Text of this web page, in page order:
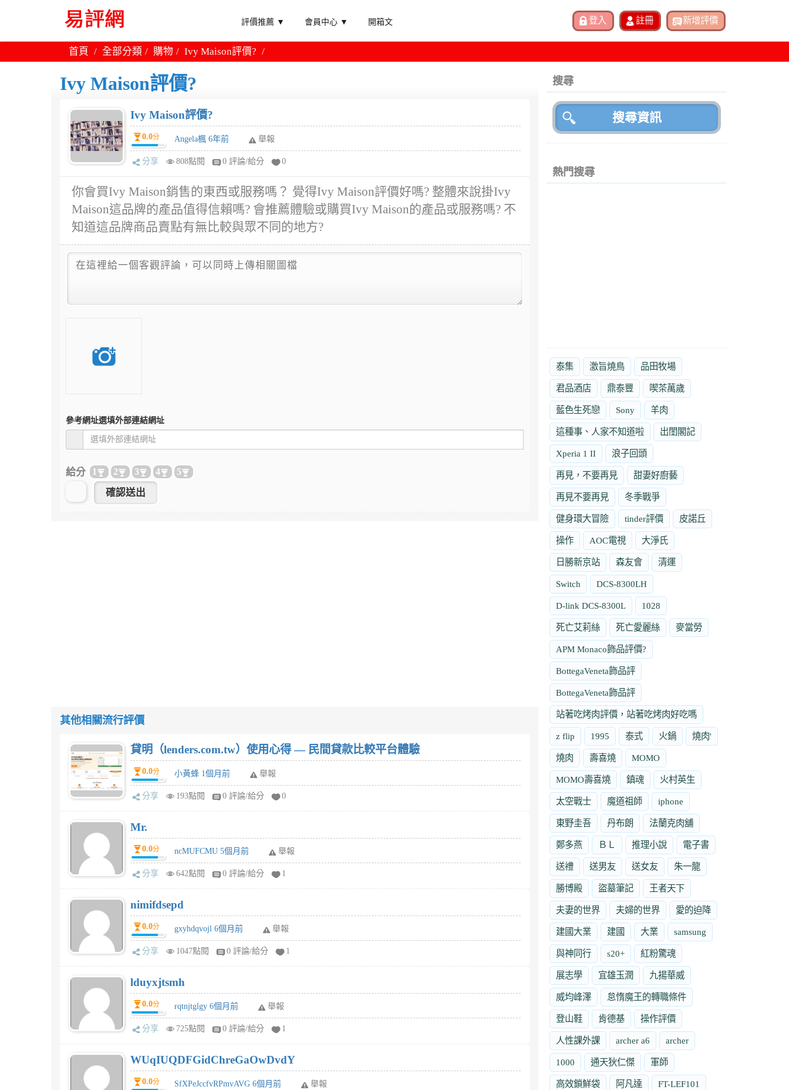
評價推薦 ▼ 會員中心 ▼ 開箱文
首頁 全部分類 購物 Ivy Maison評價?
Ivy Maison評價?
Ivy Maison評價?
0.0分 Angela楓 6年前 舉報
分享 808點閱 0 評論/給分 0
你會買Ivy Maison銷售的東西或服務嗎？ 覺得Ivy Maison評價好嗎? 整體來說掛Ivy
Maison這品牌的產品值得信賴嗎? 會推薦體驗或購買Ivy Maison的產品或服務嗎? 不
知道這品牌商品賣點有無比較與眾不同的地方?
參考網址選填外部連結網址
給分 1 2 3 4 5
其他相關流行評價
貸明（lenders.com.tw）使用心得 — 民間貸款比較平台體驗
0.0分 小黃蜂 1個月前 舉報
分享 193點閱 0 評論/給分 0
Mr.
0.0分 ncMUFCMU 5個月前 舉報
分享 642點閱 0 評論/給分 1
nimifdsepd
0.0分 gxyhdqvojl 6個月前 舉報
分享 1047點閱 0 評論/給分 1
lduyxjtsmh
0.0分 rqtnjtglgy 6個月前 舉報
分享 725點閱 0 評論/給分 1
WUqIUQDFGidChreGaOwDvdY
0.0分 SfXPeJccfvRPmvAVG 6個月前 舉報
搜尋
熱門搜尋
泰集 激旨燒鳥 品田牧場
君品酒店 鼎泰豐 喫茶萬歲
藍色生死戀 Sony 羊肉
這種事、人家不知道啦 出閨閣記
Xperia 1 II 浪子回頭
再見，不要再見 甜妻好廚藝
再見不要再見 冬季戰爭
健身環大冒險 tinder評價 皮諾丘
操作 AOC電視 大淨氏
日勝新京站 森友會 清運
Switch DCS-8300LH
D-link DCS-8300L 1028
死亡艾莉絲 死亡愛麗絲 麥當勞
APM Monaco飾品評價?
BottegaVeneta飾品評
BottegaVeneta飾品評
站著吃烤肉評價，站著吃烤肉好吃嗎
z flip 1995 泰式 火鍋 燒肉'
燒肉 壽喜燒 MOMO
MOMO壽喜燒 鎮魂 火村英生
太空戰士 魔道祖師 iphone
東野圭吾 丹布朗 法蘭克肉舖
鄭多燕 ＢＬ 推理小說 電子書
送禮 送男友 送女友 朱一龍
勝博殿 盜墓筆記 王者天下
夫妻的世界 夫婦的世界 愛的迫降
建國大業 建國 大業 samsung
與神同行 s20+ 紅粉驚魂
展志學 宜雄玉潤 九揚華威
威均峰澤 怠惰魔王的轉職條件
登山鞋 肯德基 操作評價
人性課外課 archer a6 archer
1000 通天狄仁傑 軍師
高效鎖鮮袋 阿凡達 FT-LEF101